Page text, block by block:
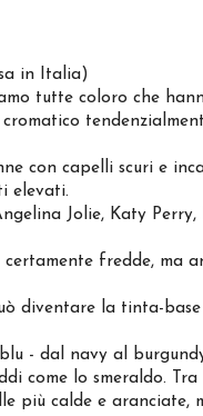
in Italia)
tutte coloro che
con capelli scuri e
elevati.
Jolie, Katy
fredde, ma
diventare la tinta-
- dal navy al
come lo smeraldo.
più calde e aranciate,